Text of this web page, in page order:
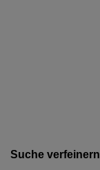
Suche verfeinern